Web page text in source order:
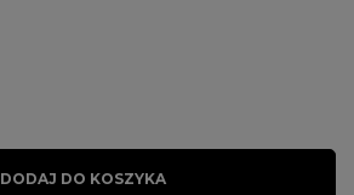
DODAJ DO KOSZYKA